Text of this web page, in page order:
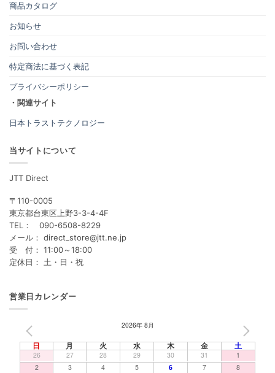
商品カタログ
お知らせ
お問い合わせ
特定商法に基づく表記
プライバシーポリシー
・関連サイト
日本トラストテクノロジー
当サイトについて
JTT Direct
〒110-0005
東京都台東区上野3-3-4-4F
TEL： 090-6508-8229
メール： direct_store@jtt.ne.jp
受 付： 11:00～18:00
定休日： 土・日・祝
営業日カレンダー
2026年 8月
日 月 火 水 木 金 土
26 27 28 29 30 31
1
2
3 4 5 6 7
8